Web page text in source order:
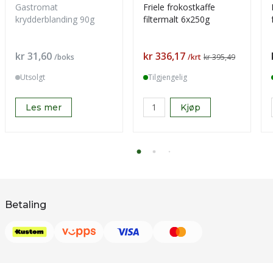
Gastromat
krydderblanding 90g
Pris
kr 31,60 /boks
Utsolgt
Les mer
Friele frokostkaffe
filtermalt 6x250g
Pris
kr 336,17 /krt kr 395,49
Tilgjengelig
Kjøp
Betaling